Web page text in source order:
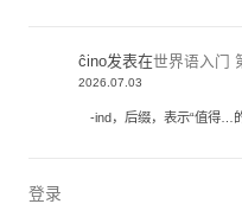
ĉino发表在世界语入门
2026.07.03
-ind，后缀，表示“值得…
登录